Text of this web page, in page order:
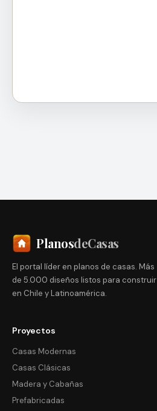
PlanosdeCasas
El portal líder en planos de casas. Más
de 5.000 diseños listos para construir
en Chile y Latinoamérica.
Proyectos
Casas Modernas
Casas Clásicas
Madera y Cabañas
Prefabricadas